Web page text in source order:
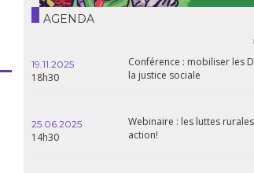
AGENDA
19.11.2025
18h30
Conférence : mobiliser les
la justice sociale
25.06.2025
14h30
Webinaire : les luttes
action!